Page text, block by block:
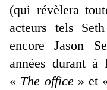
(qui révèlera
acteurs tels
encore Jason
années durant à
« The office» et